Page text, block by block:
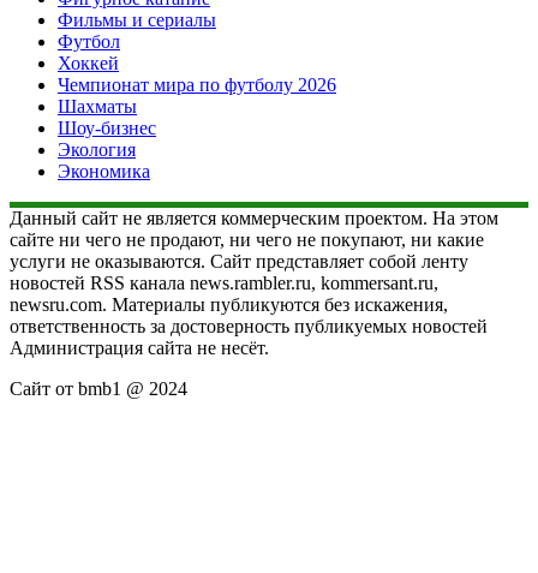
Фильмы и сериалы
Футбол
Хоккей
Чемпионат мира по футболу 2026
Шахматы
Шоу-бизнес
Экология
Экономика
Данный сайт не является коммерческим проектом. На этом
сайте ни чего не продают, ни чего не покупают, ни какие
услуги не оказываются. Сайт представляет собой ленту
новостей RSS канала news.rambler.ru, kommersant.ru,
newsru.com. Материалы публикуются без искажения,
ответственность за достоверность публикуемых новостей
Администрация сайта не несёт.
Сайт от bmb1 @ 2024